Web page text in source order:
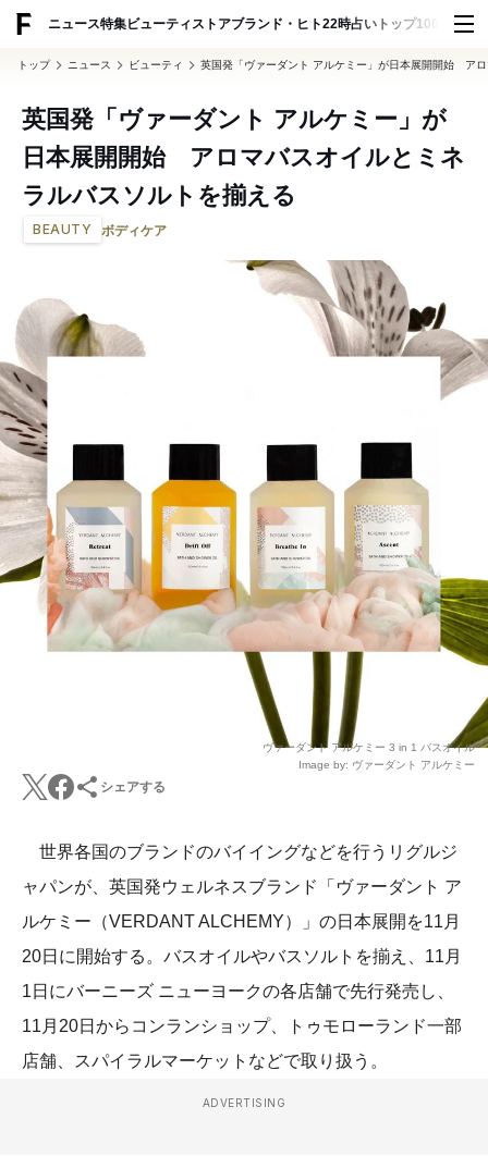
ニュース特集ビューティ ストアブランド・ヒト22時占い トップ100 スナッ
トップ ニュース ビューティ 英国発「ヴァーダント アルケミー」が日本展開開始 ア
英国発「ヴァーダント アルケミー」が
日本展開開始 アロマバスオイルとミネ
ラルバスソルトを揃える
BEAUTY ボディケア
ヴァーダント アルケミー 3 in 1 バスオイル
Image by: ヴァーダント アルケミー
シェアする
世界各国のブランドのバイイングなどを行うリグルジ
ャパンが、英国発ウェルネスブランド「ヴァーダント ア
ルケミー（VERDANT ALCHEMY）」の日本展開を11月
20日に開始する。バスオイルやバスソルトを揃え、11月
1日にバーニーズ ニューヨークの各店舗で先行発売し、
11月20日からコンランショップ、トゥモローランド一部
店舗、スパイラルマーケットなどで取り扱う。
ADVERTISING